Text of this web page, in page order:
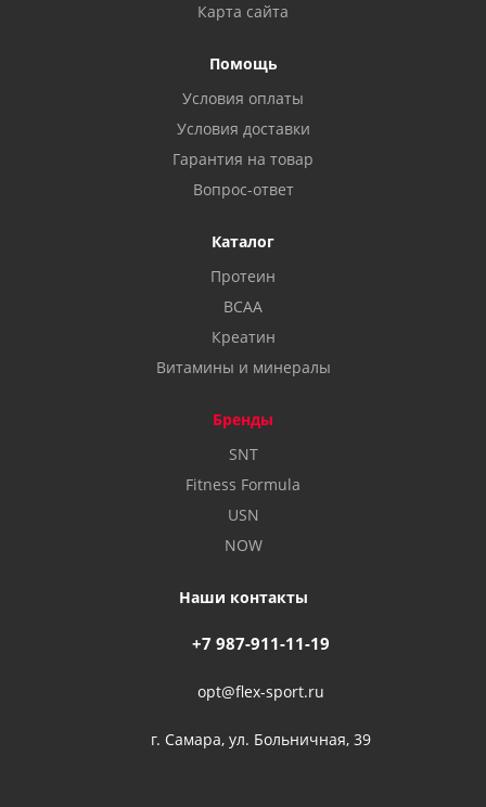
Карта сайта
Помощь
Условия оплаты
Условия доставки
Гарантия на товар
Вопрос-ответ
Каталог
Протеин
BCAA
Креатин
Витамины и минералы
Бренды
SNT
Fitness Formula
USN
NOW
Наши контакты
+7 987-911-11-19
opt@flex-sport.ru
г. Самара, ул. Больничная, 39